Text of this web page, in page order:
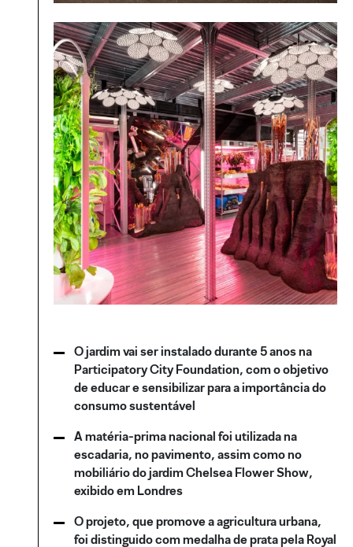
O jardim vai ser instalado durante 5 anos na
Participatory City Foundation, com o objetivo
de educar e sensibilizar para a importância do
consumo sustentável
A matéria-prima nacional foi utilizada na
escadaria, no pavimento, assim como no
mobiliário do jardim Chelsea Flower Show,
exibido em Londres
O projeto, que promove a agricultura urbana,
foi distinguido com medalha de prata pela Royal